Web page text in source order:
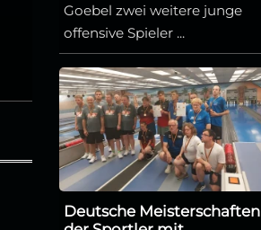
Goebel zwei weitere junge
offensive Spieler ...
Deutsche Meisterschaften